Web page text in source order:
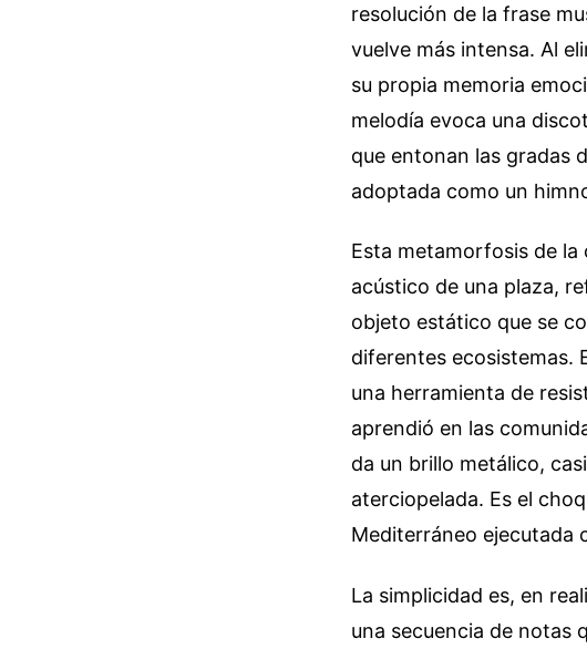
resolución de la frase
vuelve más intensa. Al
su propia memoria
melodía evoca una
que entonan las gradas
adoptada como un
Esta metamorfosis de
acústico de una plaza,
objeto estático que se
diferentes ecosistemas.
una herramienta de
aprendió en las
da un brillo metálico,
aterciopelada. Es el
Mediterráneo ejecutada
La simplicidad es, en
una secuencia de notas